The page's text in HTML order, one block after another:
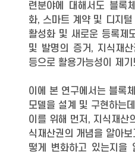
련분야에 대해서도 블록
화, 스마트 계약 및 디지
활성화 및 새로운 등록제
및 발명의 증거, 지식재
등으로 활용가능성이 제기
이에 본 연구에서는 블록
모델을 설계 및 구현하는
이를 위해 먼저, 지식재산
식재산권의 개념을 알아
떻게 변화하고 있는지을